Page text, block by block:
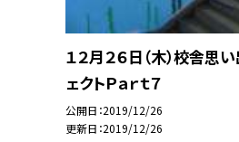
１２月２６日（木）校舎思
ェクトＰａｒｔ７
公開日 2019/12/26
更新日 2019/12/26